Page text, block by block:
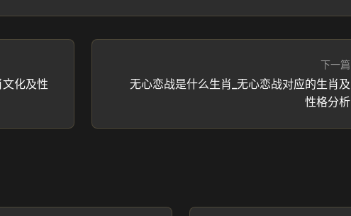
化及性
下一篇
无心恋战是什么生肖_无心恋战对应的生肖及
性格分析